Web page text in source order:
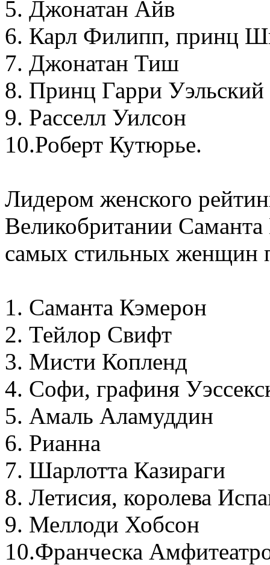
5. Джонатан Айв
6. Карл Филипп, принц
7. Джонатан Тиш
8. Принц Гарри Уэльский
9. Расселл Уилсон
10.Роберт Кутюрье.
Лидером женского
Великобритании
самых стильных женщин
1. Саманта Кэмерон
2. Тейлор Свифт
3. Мисти Копленд
4. Софи, графиня
5. Амаль Аламуддин
6. Рианна
7. Шарлотта Казираги
8. Летисия, королева
9. Меллоди Хобсон
10.Франческа